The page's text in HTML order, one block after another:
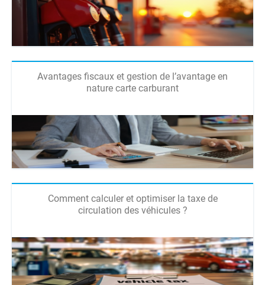
Avantages fiscaux et gestion de l’avantage en
nature carte carburant
Comment calculer et optimiser la taxe de
circulation des véhicules ?